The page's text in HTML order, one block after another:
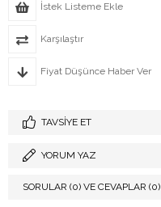
İstek Listeme Ekle
Karşılaştır
Fiyat Düşünce Haber Ver
TAVSIYE ET
YORUM YAZ
SORULAR (0) VE CEVAPLAR (0)